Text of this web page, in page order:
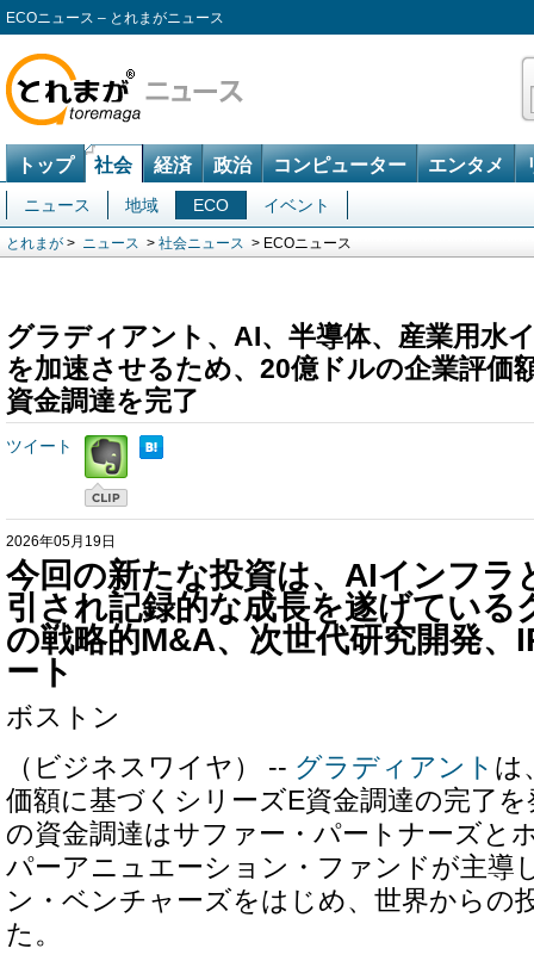
ECOニュース – とれまがニュース
トップ 社会 経済 政治 コンピューター エンタメ
ニュース 地域 ECO イベント
とれまが > ニュース > 社会ニュース > ECOニュース
グラディアント、AI、半導体、産業用水
を加速させるため、20億ドルの企業評価
資金調達を完了
ツイート
2026年05月19日
今回の新たな投資は、AIインフラ
引され記録的な成長を遂げている
の戦略的M&A、次世代研究開発、
ート
ボストン
（ビジネスワイヤ） -- グラディアント は
価額に基づくシリーズE資金調達の完了
の資金調達はサファー・パートナーズと
パーアニュエーション・ファンドが主導
ン・ベンチャーズをはじめ、世界からの
た。